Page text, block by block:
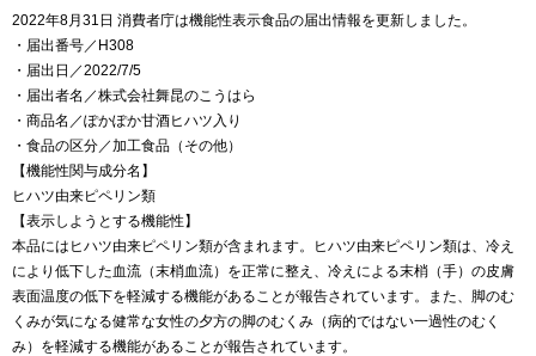
2022年8月31日 消費者庁は機能性表示食品の届出情報を更新しました。
・届出番号／H308
・届出日／2022/7/5
・届出者名／株式会社舞昆のこうはら
・商品名／ぽかぽか甘酒ヒハツ入り
・食品の区分／加工食品（その他）
【機能性関与成分名】
ヒハツ由来ピペリン類
【表示しようとする機能性】
本品にはヒハツ由来ピペリン類が含まれます。ヒハツ由来ピペリン類は、冷え
により低下した血流（末梢血流）を正常に整え、冷えによる末梢（手）の皮膚
表面温度の低下を軽減する機能があることが報告されています。また、脚のむ
くみが気になる健常な女性の夕方の脚のむくみ（病的ではない一過性のむく
み）を軽減する機能があることが報告されています。